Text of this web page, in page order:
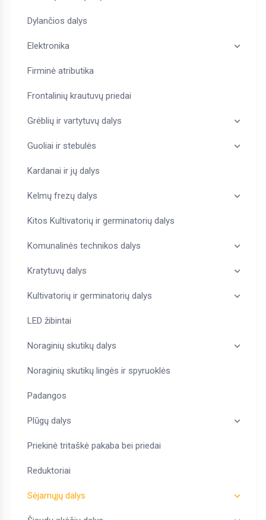
Dylančios dalys
Elektronika
Firminė atributika
Frontalinių krautuvų priedai
Grėblių ir vartytuvų dalys
Guoliai ir stebulės
Kardanai ir jų dalys
Kelmų frezų dalys
Kitos Kultivatorių ir germinatorių dalys
Komunalinės technikos dalys
Kratytuvų dalys
Kultivatorių ir germinatorių dalys
LED žibintai
Noraginių skutikų dalys
Noraginių skutikų lingės ir spyruoklės
Padangos
Plūgų dalys
Priekinė tritaškė pakaba bei priedai
Reduktoriai
Sėjamųjų dalys